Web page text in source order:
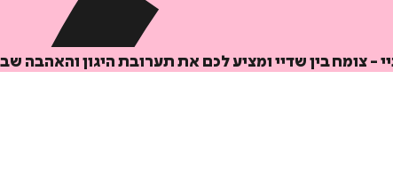
- צומח בין שדיי ומציע לכם את תערובת היגון והאהבה